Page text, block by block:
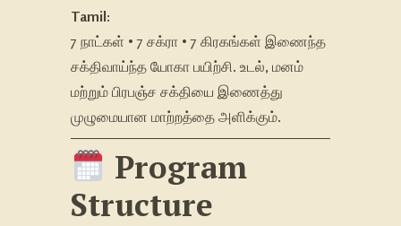
Tamil:
7 நாட்கள் • 7 சக்ரா • 7 கிரகங்கள் இணைந்த
சக்திவாய்ந்த யோகா பயிற்சி. உடல், மனம்
மற்றும் பிரபஞ்ச சக்தியை இணைத்து
முழுமையான மாற்றத்தை அளிக்கும்.
Program
Structure